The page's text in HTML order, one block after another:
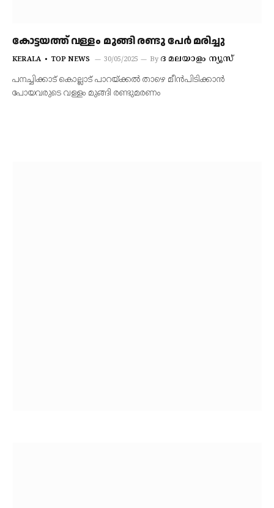
കോട്ടയത്ത് വള്ളം മുങ്ങി രണ്ടു പേര്‍ മരിച്ചു
KERALA TOP NEWS 30/05/2025 By ദ മലയാളം ന്യൂസ്
പനച്ചിക്കാട് കൊല്ലാട് പാറയ്ക്കല്‍ താഴെ മീന്‍പിടിക്കാന്‍
പോയവരുടെ വള്ളം മുങ്ങി രണ്ടുമരണം